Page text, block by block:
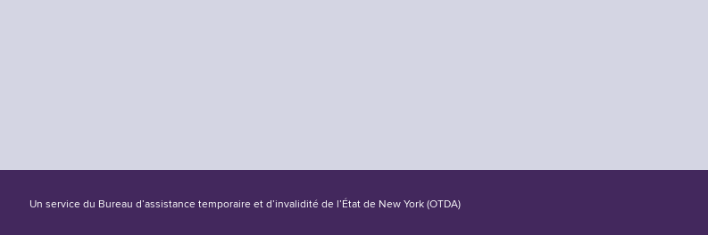
Un service du Bureau d’assistance temporaire et d’invalidité de l’État de New York (OTDA)